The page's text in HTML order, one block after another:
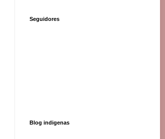
Seguidores
Blog indigenas